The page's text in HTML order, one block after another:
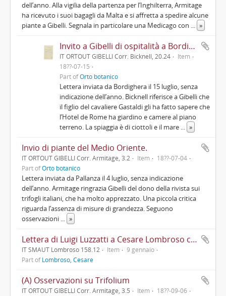
dell’anno. Alla vigilia della partenza per l’Inghilterra, Armitage
ha ricevuto i suoi bagagli da Malta e si affretta a spedire alcune
piante a Gibelli. Segnala in particolare una Medicago con ... »
Invito a Gibelli di ospitalità a Bordighera.
IT ORTOUT GIBELLI Corr. Bicknell, 20.24
Item
18??-07-15
Part ofOrto botanico
Lettera inviata da Bordighera il 15 luglio, senza
indicazione dell’anno. Bicknell riferisce a Gibelli che
il figlio del cavaliere Gastaldi gli ha fatto sapere che
l’Hotel de Rome ha giardino e camere al piano
terreno. La spiaggia è di ciottoli e il mare ... »
Invio di piante del Medio Oriente.
IT ORTOUT GIBELLI Corr. Armitage, 3.2 Item
18??-07-04
Part ofOrto botanico
Lettera inviata da Pallanza il 4 luglio, senza indicazione
dell’anno. Armitage ringrazia Gibelli del dono della rivista sui
trifogli italiani, che ha molto apprezzato. Una piccola critica
riguarda l’assenza di misure di grandezza. Seguono
osservazioni ... »
Lettera di Luigi Luzzatti a Cesare Lombroso col quale si felicita per il matrimonio in famiglia
IT SMAUT Lombroso 158.12 Item
9 gennaio
Part ofLombroso, Cesare
(A) Osservazioni su Trifolium
IT ORTOUT GIBELLI Corr. Armitage, 3.5 Item
18??-09-06